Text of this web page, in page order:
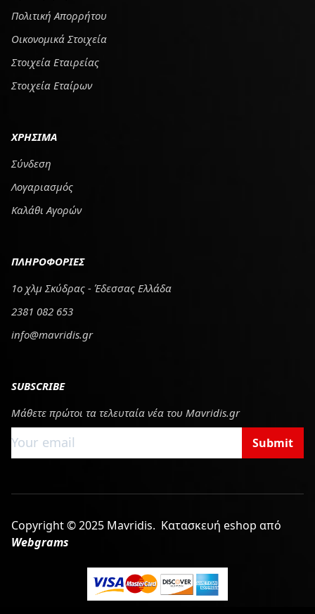
Πολιτική Απορρήτου
Οικονομικά Στοιχεία
Στοιχεία Εταιρείας
Στοιχεία Εταίρων
ΧΡΗΣΙΜΑ
Σύνδεση
Λογαριασμός
Καλάθι Αγορών
ΠΛΗΡΟΦΟΡΙΕΣ
1ο χλμ Σκύδρας - Έδεσσας Ελλάδα
2381 082 653
info@mavridis.gr
SUBSCRIBE
Μάθετε πρώτοι τα τελευταία νέα του Mavridis.gr
Submit
Copyright © 2025 Mavridis. Κατασκευή eshop από
Webgrams